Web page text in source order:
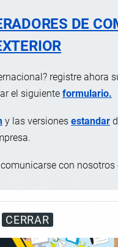
DE
registre ahora
el siguiente formulario.
y las versiones estandar
con nosotros
CERRAR
la especie ovino).
consumo humano o
caja por 20 - 23.5 kg.